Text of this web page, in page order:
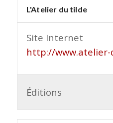
L'Atelier du tilde
Site Internet
http://
Éditions